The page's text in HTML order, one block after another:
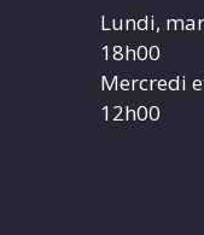
Lundi,
18h00
Mercredi
12h00